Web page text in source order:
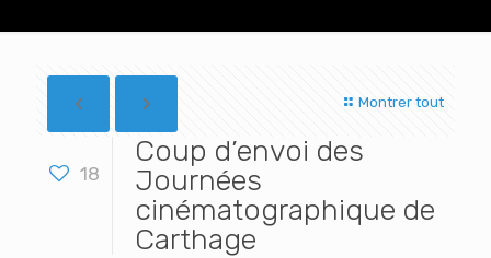
Montrer tout
18
Coup d’envoi des
Journées
cinématographique de
Carthage